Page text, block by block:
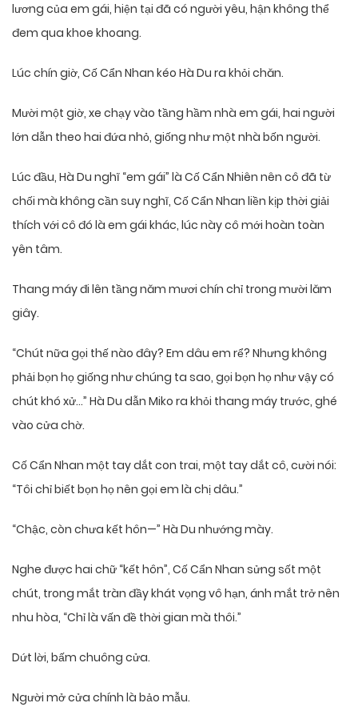
lương của em gái, hiện tại đã có người yêu, hận không thể
đem qua khoe khoang.
Lúc chín giờ, Cố Cẩn Nhan kéo Hà Du ra khỏi chăn.
Mười một giờ, xe chạy vào tầng hầm nhà em gái, hai người
lớn dẫn theo hai đứa nhỏ, giống như một nhà bốn người.
Lúc đầu, Hà Du nghĩ “em gái” là Cố Cẩn Nhiên nên cô đã từ
chối mà không cần suy nghĩ, Cố Cẩn Nhan liền kịp thời giải
thích với cô đó là em gái khác, lúc này cô mới hoàn toàn
yên tâm.
Thang máy đi lên tầng năm mươi chín chỉ trong mười lăm
giây.
“Chút nữa gọi thế nào đây? Em dâu em rể? Nhưng không
phải bọn họ giống như chúng ta sao, gọi bọn họ như vậy có
chút khó xử…” Hà Du dẫn Miko ra khỏi thang máy trước, ghé
vào cửa chờ.
Cố Cẩn Nhan một tay dắt con trai, một tay dắt cô, cười nói:
“Tôi chỉ biết bọn họ nên gọi em là chị dâu.”
“Chậc, còn chưa kết hôn—” Hà Du nhướng mày.
Nghe được hai chữ “kết hôn”, Cố Cẩn Nhan sửng sốt một
chút, trong mắt tràn đầy khát vọng vô hạn, ánh mắt trở nên
nhu hòa, “Chỉ là vấn đề thời gian mà thôi.”
Dứt lời, bấm chuông cửa.
Người mở cửa chính là bảo mẫu.